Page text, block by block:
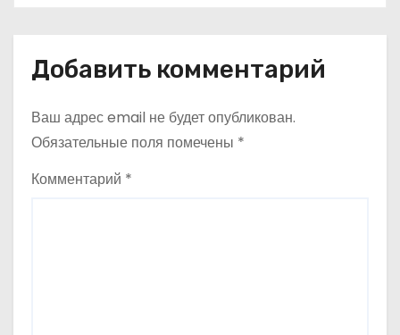
я
Добавить комментарий
Ваш адрес email не будет опубликован.
Обязательные поля помечены *
Комментарий *